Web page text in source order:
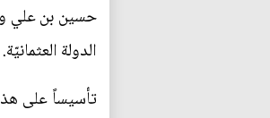
الدولة العثمانيّة.
تأسيساً على